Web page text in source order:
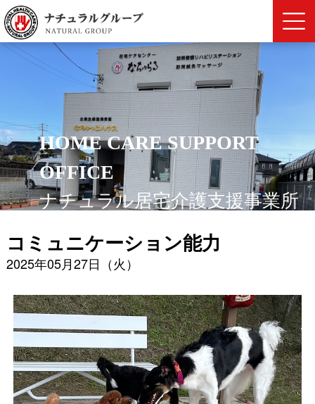
HOME CARE SUPPORT
OFFICE
ナチュラル居宅介護支援事業所
コミュニケーション能力
2025年05月27日（火）